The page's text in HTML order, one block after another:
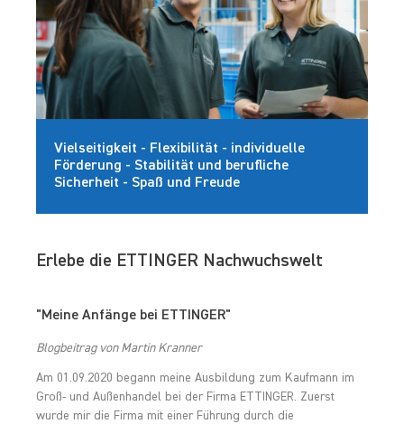
Vielseitigkeit - Flexibilität - individuelle
Förderung - Stabilität und berufliche
Sicherheit - Spaß und Freude
Erlebe die ETTINGER Nachwuchswelt
"Meine Anfänge bei ETTINGER"
Blogbeitrag von Martin Kranner
Am 01.09.2020 begann meine Ausbildung zum Kaufmann im
Groß- und Außenhandel bei der Firma ETTINGER. Zuerst
wurde mir die Firma mit einer Führung durch die